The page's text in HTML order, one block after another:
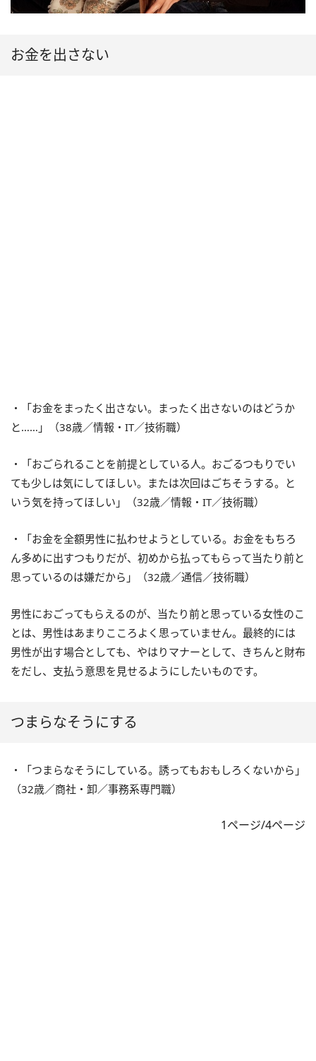
お金を出さない
・「お金をまったく出さない。まったく出さないのはどうか
と……」（38歳／情報・IT／技術職）
・「おごられることを前提としている人。おごるつもりでい
ても少しは気にしてほしい。または次回はごちそうする。と
いう気を持ってほしい」（32歳／情報・IT／技術職）
・「お金を全額男性に払わせようとしている。お金をもちろ
ん多めに出すつもりだが、初めから払ってもらって当たり前と
思っているのは嫌だから」（32歳／通信／技術職）
男性におごってもらえるのが、当たり前と思っている女性のこ
とは、男性はあまりこころよく思っていません。最終的には
男性が出す場合としても、やはりマナーとして、きちんと財布
をだし、支払う意思を見せるようにしたいものです。
つまらなそうにする
・「つまらなそうにしている。誘ってもおもしろくないから」
（32歳／商社・卸／事務系専門職）
1ページ/4ページ